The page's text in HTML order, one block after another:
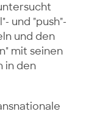
und "push"-
und den
mit seinen
in den